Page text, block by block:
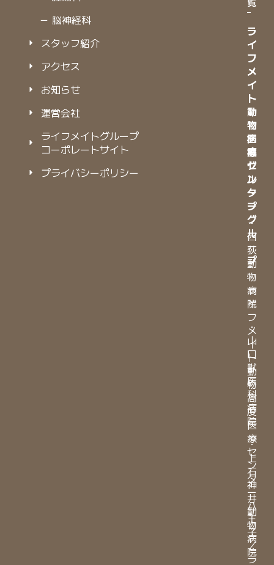
－ 脳神経科
スタッフ紹介
アクセス
お知らせ
運営会社
ライフメイトグループ
コーポレートサイト
プライバシーポリシー
ラ
イ
フ
メ
イ
ト
動
物
病
院
グ
ル
ー
プ
・
西
荻
動
物
病
院
・
山
口
獣
医
科
病
院
・
上
石
神
井
動
物
病
院
ラ
イ
フ
メ
イ
ト
動
物
医
療
セ
ン
タ
ー
グ
ル
ー
プ
・
ラ
イ
フ
メ
イ
ト
動
物
高
度
医
療
セ
ン
タ
ー
八
王
子
／
ラ